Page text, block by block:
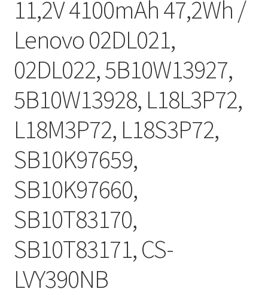
11,2V 4100mAh 47,2Wh /
Lenovo 02DL021,
02DL022, 5B10W13927,
5B10W13928, L18L3P72,
L18M3P72, L18S3P72,
SB10K97659,
SB10K97660,
SB10T83170,
SB10T83171, CS-
LVY390NB